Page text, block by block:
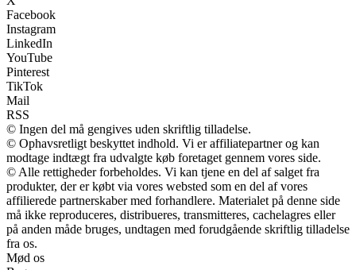
Facebook
Instagram
LinkedIn
YouTube
Pinterest
TikTok
Mail
RSS
© Ingen del må gengives uden skriftlig tilladelse.
© Ophavsretligt beskyttet indhold. Vi er affiliatepartner og kan
modtage indtægt fra udvalgte køb foretaget gennem vores side.
© Alle rettigheder forbeholdes. Vi kan tjene en del af salget fra
produkter, der er købt via vores websted som en del af vores
affilierede partnerskaber med forhandlere. Materialet på denne side
må ikke reproduceres, distribueres, transmitteres, cachelagres eller
på anden måde bruges, undtagen med forudgående skriftlig tilladelse
fra os.
Mød os